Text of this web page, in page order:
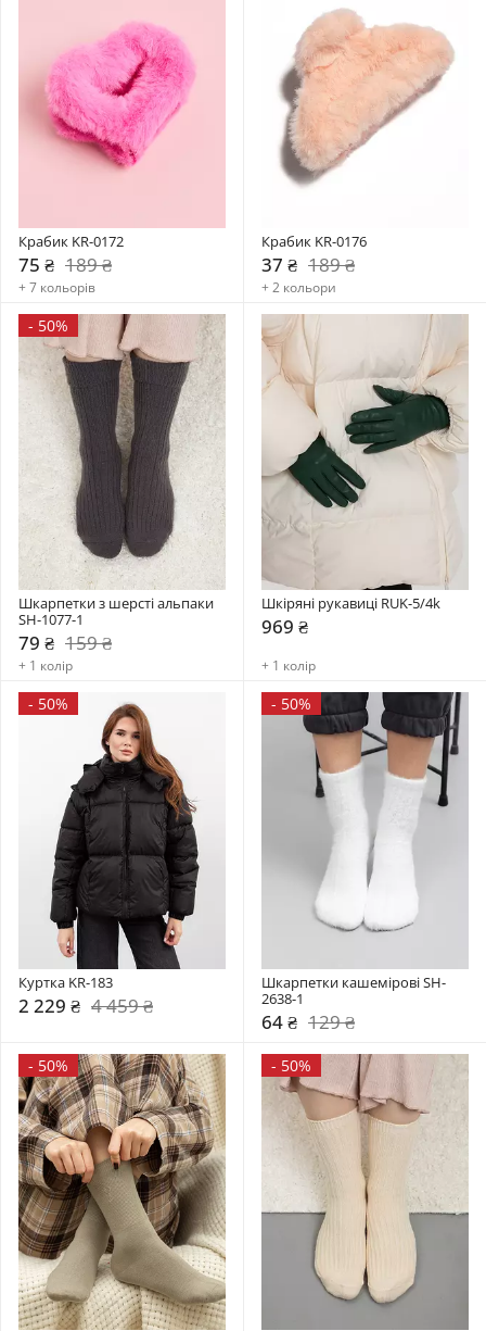
Крабик KR-0172
75 ₴ 189 ₴
+ 7 кольорів
Крабик KR-0176
37 ₴ 189 ₴
+ 2 кольори
- 50%
Шкарпетки з шерсті альпаки
SH-1077-1
79 ₴ 159 ₴
+ 1 колір
Шкіряні рукавиці RUK-5/4k
969 ₴
+ 1 колір
- 50%
Куртка KR-183
2 229 ₴ 4 459 ₴
- 50%
Шкарпетки кашемірові SH-
2638-1
64 ₴ 129 ₴
- 50% - 50%